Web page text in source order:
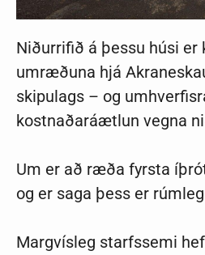
Niðurrifið á þessu húsi
umræðuna hjá
skipulags – og
kostnaðaráætlun vegna
Um er að ræða fyrsta
og er saga þess er
Margvísleg starfssemi